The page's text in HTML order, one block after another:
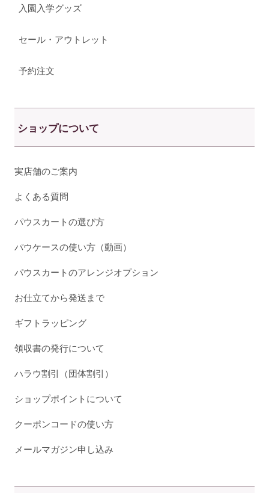
入園入学グッズ
セール・アウトレット
予約注文
ショップについて
実店舗のご案内
よくある質問
パウスカートの選び方
パウケースの使い方（動画）
パウスカートのアレンジオプション
お仕立てから発送まで
ギフトラッピング
領収書の発行について
ハラウ割引（団体割引）
ショップポイントについて
クーポンコードの使い方
メールマガジン申し込み